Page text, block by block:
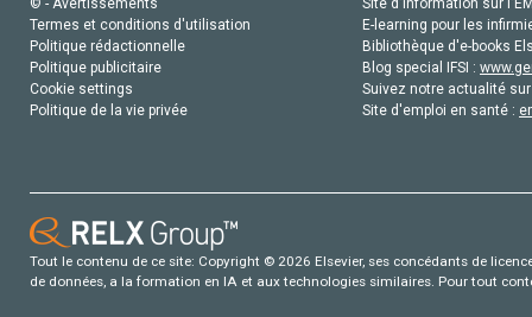
© - Avertissements
Termes et conditions d'utilisation
Politique rédactionnelle
Politique publicitaire
Cookie settings
Politique de la vie privée
Site d'information sur
E-learning pour les
Bibliothèque d'e-books
Blog special IFSI :
Suivez notre actualité
Site d'emploi en santé :
Tout le contenu de ce site: Copyright © 2026 Elsevier, ses concédants de
de données, a la formation en IA et aux technologies similaires. Pour tout